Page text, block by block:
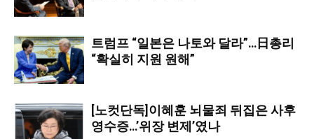
트럼프 “일본은 나토와 달라”…日총리
“확실히 지원 원해”
[노컷단독]이혜훈 뇌물죄 뒤집은 사후
영수증…’위장 변제’였나